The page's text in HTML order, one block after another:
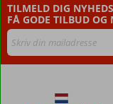
TILMELD DIG
FÅ GODE TILBUD OG